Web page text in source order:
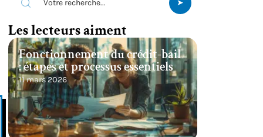
Les lecteurs aiment
Fonctionnement du crédit-bail
: étapes et processus essentiels
11 mars 2026